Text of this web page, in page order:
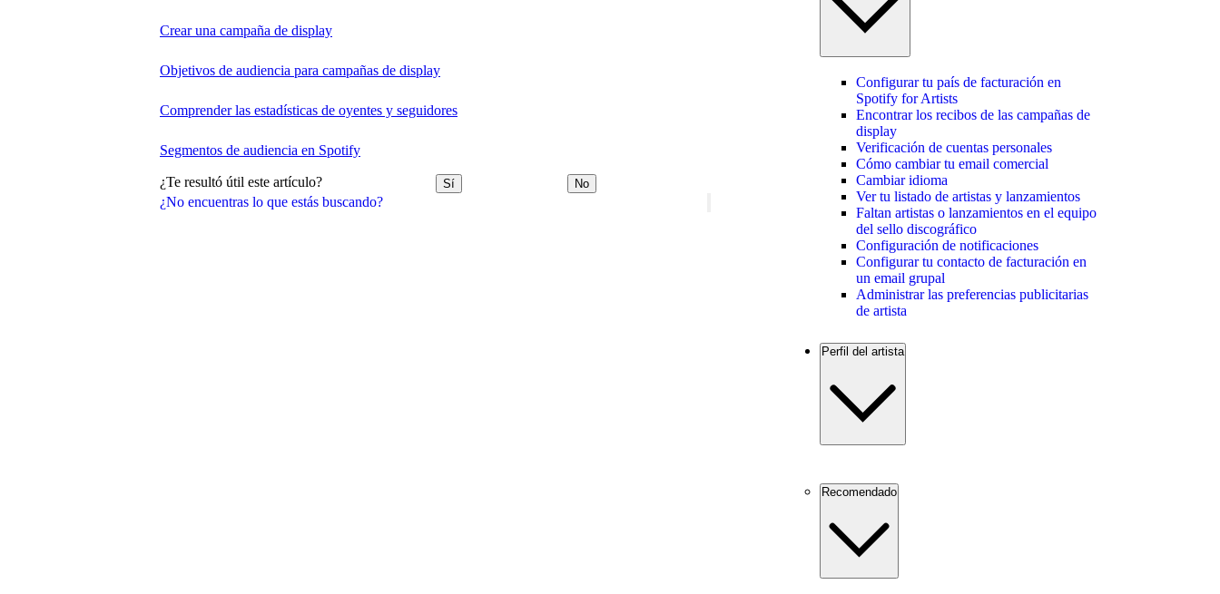
¿No encuentras lo que estás buscando?
Crear una campaña de display
Objetivos de audiencia para campañas de display
Comprender las estadísticas de oyentes y seguidores
Segmentos de audiencia en Spotify
¿Te resultó útil este artículo? Sí No
Configurar tu país de facturación en
Spotify for Artists
Encontrar los recibos de las campañas de
display
Verificación de cuentas personales
Cómo cambiar tu email comercial
Cambiar idioma
Ver tu listado de artistas y lanzamientos
Faltan artistas o lanzamientos en el equipo
del sello discográfico
Configuración de notificaciones
Configurar tu contacto de facturación en
un email grupal
Administrar las preferencias publicitarias
de artista
Perfil del artista
Recomendado